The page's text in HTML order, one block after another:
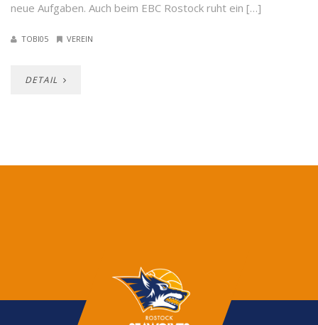
neue Aufgaben. Auch beim EBC Rostock ruht ein […]
TOBI05 VEREIN
DETAIL